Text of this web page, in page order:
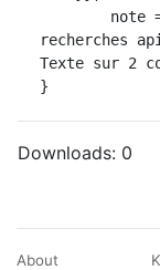
recherches
Texte sur 2
}
Downloads: 0
About